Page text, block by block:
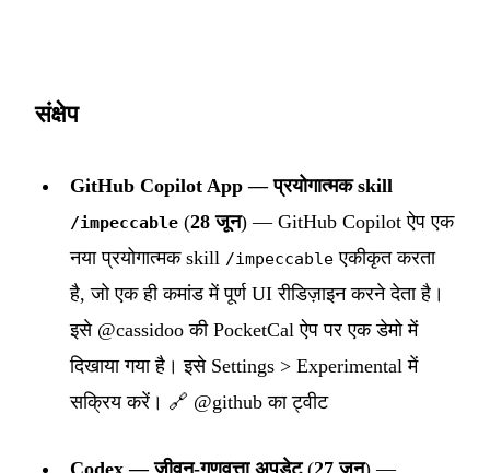
संक्षेप
GitHub Copilot App — प्रयोगात्मक skill
/impeccable (28 जून) — GitHub Copilot ऐप एक
नया प्रयोगात्मक skill /impeccable एकीकृत करता
है, जो एक ही कमांड में पूर्ण UI रीडिज़ाइन करने देता है।
इसे @cassidoo की PocketCal ऐप पर एक डेमो में
दिखाया गया है। इसे Settings > Experimental में
सक्रिय करें। 🔗 @github का ट्वीट
Codex — जीवन-गुणवत्ता अपडेट(27 जून) —